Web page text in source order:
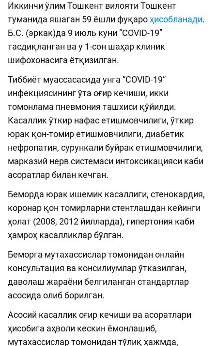
Иккинчи ўлим Тошкент вилояти Тошкент
туманида яшаган 59 ёшли фуқароҳисобланади.
Б.С. (эркак)да 9 июль куни “COVID-19”
тасдиқланган ва у 1-сон шаҳар клиник
шифохонасига ётқизилган.
Тиббиёт муассасасида унга “COVID-19”
инфекциясининг ўта оғир кечиши, икки
томонлама пневмония ташхиси қўйилди.
Касаллик ўткир нафас етишмовчилиги, ўткир
юрак қон-томир етишмовчилиги, диабетик
нефропатия, сурункали буйрак етишмовчилиги,
марказий нерв системаси интоксикацияси каби
асоратлар билан кечган.
Беморда юрак ишемик касаллиги, стенокардия,
коронар қон томирларни стентлашдан кейинги
ҳолат (2008, 2012 йилларда), гипертония каби
ҳамроҳ касалликлар бўлган.
Беморга мутахассислар томонидан онлайн
консультация ва консилиумлар ўтказилган,
даволаш жараёни белгиланган стандартлар
асосида олиб борилган.
Асосий касаллик оғир кечиши ва асоратлари
ҳисобига аҳволи кескин ёмонлашиб,
мутахассислар томонидан тўлиқ ҳажмда,